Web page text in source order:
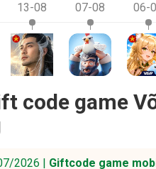
13-08 07-08 06-
code game
2026 | Giftcode game